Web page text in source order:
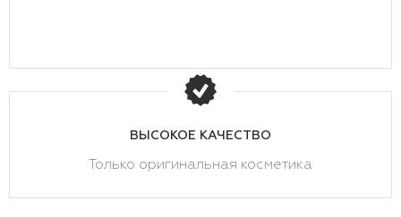
ВЫСОКОЕ КАЧЕСТВО
Только оригинальная косметика